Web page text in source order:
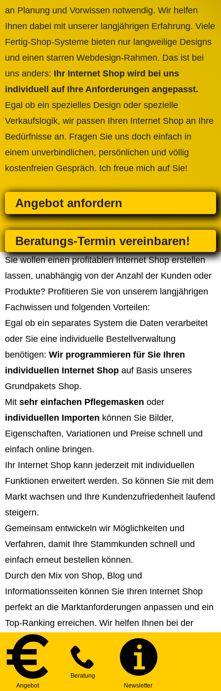
an Planung und Vorwissen notwendig. Wir helfen
Ihnen dabei mit unserer langjährigen Erfahrung. Viele
Fertig-Shop-Systeme bieten nur langweilige Designs
und einen starren Webdesign-Rahmen. Das ist bei
uns anders: Ihr Internet Shop wird bei uns
individuell auf Ihre Anforderungen angepasst.
Egal ob ein spezielles Design oder spezielle
Verkaufslogik, wir passen Ihren Internet Shop an Ihre
Bedürfnisse an. Fragen Sie uns doch einfach in
einem unverbindlichen, persönlichen und völlig
kostenfreien Gespräch. Ich freue mich auf Sie!
Angebot anfordern
Beratungs-Termin vereinbaren!
Sie wollen einen profitablen Internet Shop erstellen
lassen, unabhängig von der Anzahl der Kunden oder
Produkte? Profitieren Sie von unserem langjährigen
Fachwissen und folgenden Vorteilen:
Egal ob ein separates System die Daten verarbeitet
oder Sie eine individuelle Bestellverwaltung
benötigen: Wir programmieren für Sie Ihren
individuellen Internet Shop auf Basis unseres
Grundpakets Shop.
Mit sehr einfachen Pflegemasken oder
individuellen Importen können Sie Bilder,
Eigenschaften, Variationen und Preise schnell und
einfach online bringen.
Ihr Internet Shop kann jederzeit mit individuellen
Funktionen erweitert werden. So können Sie mit dem
Markt wachsen und Ihre Kundenzufriedenheit laufend
steigern.
Gemeinsam entwickeln wir Möglichkeiten und
Verfahren, damit Ihre Stammkunden schnell und
einfach erneut bestellen können.
Durch den Mix von Shop, Blog und
Informationsseiten können Sie Ihren Internet Shop
perfekt an die Marktanforderungen anpassen und ein
Top-Ranking erreichen. Wir helfen Ihnen bei der
Strategie- und Contenterstellung!
Sie können Ihren Internet Shop in beliebig viele
Sprachen veröffentlichen und somit internationale
Märkte erschließen.